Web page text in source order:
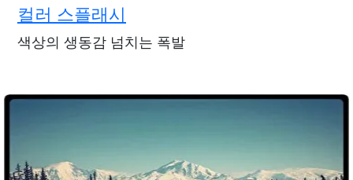
컬러 스플래시
색상의 생동감 넘치는 폭발